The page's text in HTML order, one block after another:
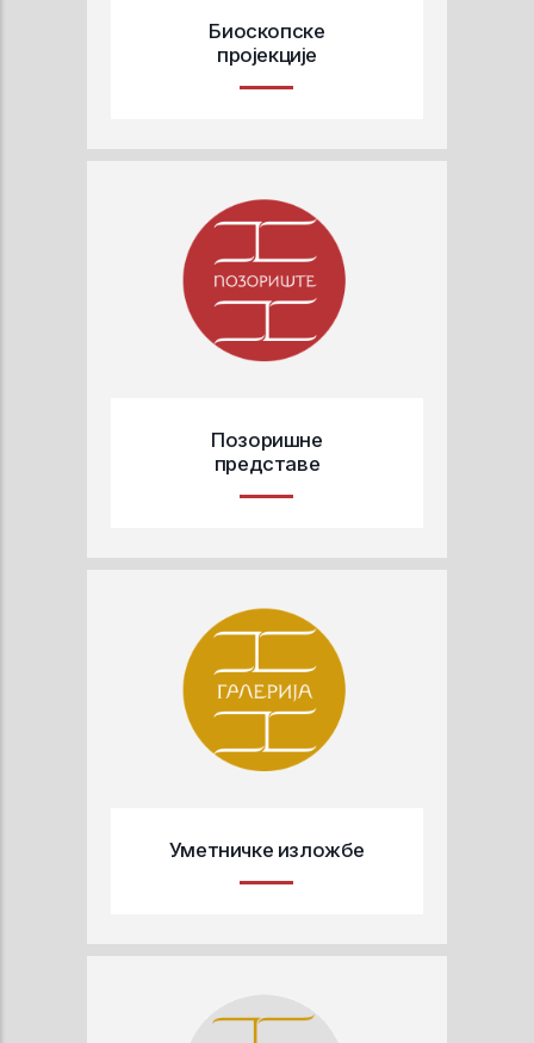
Биоскопске
пројекције
Позоришне
представе
Уметничке изложбе